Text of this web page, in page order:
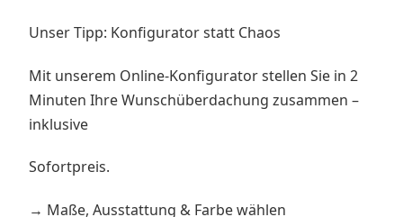
Unser Tipp: Konfigurator statt Chaos
Mit unserem Online-Konfigurator stellen Sie in 2
Minuten Ihre Wunschüberdachung zusammen –
inklusive
Sofortpreis.
→ Maße, Ausstattung & Farbe wählen